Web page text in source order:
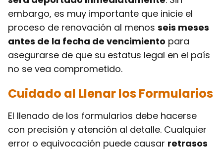
embargo, es muy importante que inicie el
proceso de renovación al menos seis meses
antes de la fecha de vencimiento para
asegurarse de que su estatus legal en el país
no se vea comprometido.
Cuidado al Llenar los Formularios
El llenado de los formularios debe hacerse
con precisión y atención al detalle. Cualquier
error o equivocación puede causar retrasos